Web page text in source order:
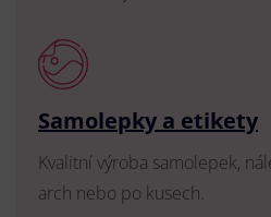
Samolepky a etikety
Kvalitní výroba samolepek,
arch nebo po kusech.